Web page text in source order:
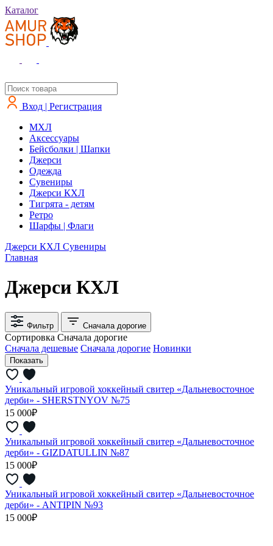
Каталог
Вход | Регистрация
MXЛ
Аксессуары
Бейсболки | Шапки
Джерси
Одежда
Сувениры
Джерси КХЛ
Тигрята - детям
Ретро
Шарфы | Флаги
Джерси КХЛ Сувениры
Главная
Джерси КХЛ
Фильтр Сначала дорогие
Сортировка Сначала дорогие
Сначала дешевые Сначала дорогие Новинки
Уникальный игровой хоккейный свитер «Дальневосточное
дерби» - SHERSTNYOV №75
15 000₽
Уникальный игровой хоккейный свитер «Дальневосточное
дерби» - GIZDATULLIN №87
15 000₽
Уникальный игровой хоккейный свитер «Дальневосточное
дерби» - ANTIPIN №93
15 000₽